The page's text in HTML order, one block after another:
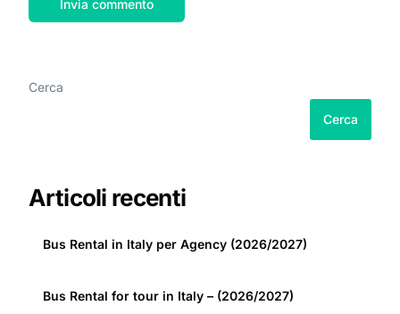
Cerca
Cerca
Articoli recenti
Bus Rental in Italy per Agency (2026/2027)
Bus Rental for tour in Italy – (2026/2027)